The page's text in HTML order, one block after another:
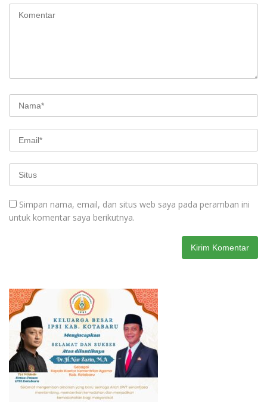
Simpan nama, email, dan situs web saya pada peramban ini
untuk komentar saya berikutnya.